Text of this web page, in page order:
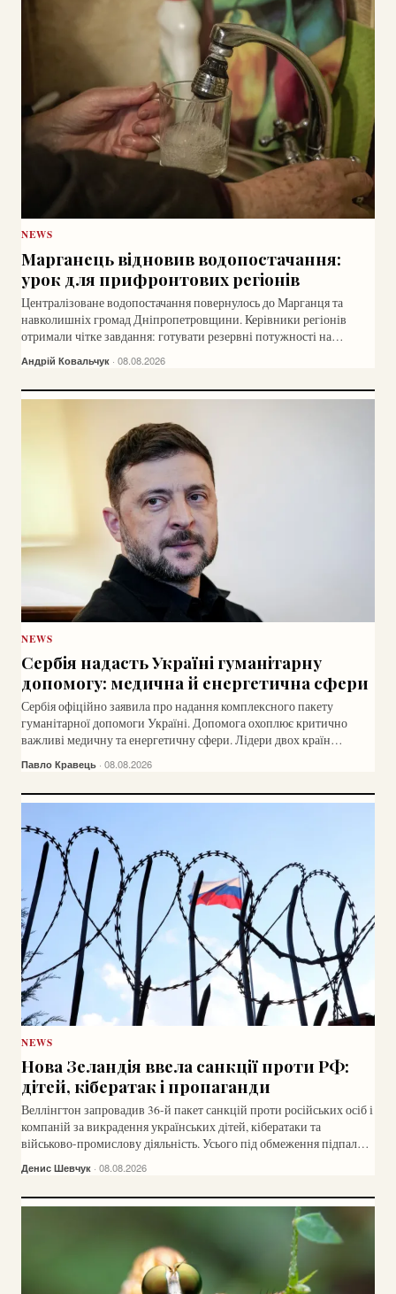
NEWS
Марганець відновив водопостачання:
урок для прифронтових регіонів
Централізоване водопостачання повернулось до Марганця та
навколишніх громад Дніпропетровщини. Керівники регіонів
отримали чітке завдання: готувати резервні потужності на
випадок нових криз та російських атак на інфраструктуру.
Андрій Ковальчук · 08.08.2026
NEWS
Сербія надасть Україні гуманітарну
допомогу: медична й енергетична сфери
Сербія офіційно заявила про надання комплексного пакету
гуманітарної допомоги Україні. Допомога охоплює критично
важливі медичну та енергетичну сфери. Лідери двох країн
економічних зв'язків.
Павло Кравець · 08.08.2026
NEWS
Нова Зеландія ввела санкції проти РФ:
дітей, кібератак і пропаганди
Веллінгтон запровадив 36-й пакет санкцій проти російських осіб і
компаній за викрадення українських дітей, кібератаки та
військово-промислову діяльність. Усього під обмеження підпало
Денис Шевчук · 08.08.2026